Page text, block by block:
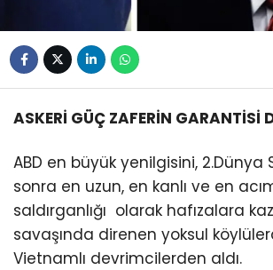
ASKERİ GÜÇ ZAFERİN GARANTİSİ
ABD en büyük yenilgisini, 2.Dünya
sonra en uzun, en kanlı ve en
saldırganlığı olarak hafızalara
savaşında direnen yoksul
Vietnamlı devrimcilerden aldı.